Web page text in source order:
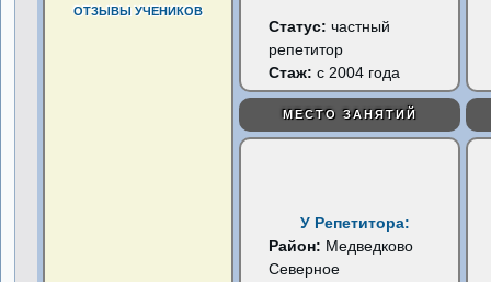
ОТЗЫВЫ УЧЕНИКОВ
Статус:частный
репетитор
Стаж: с 2004 года
МЕСТО ЗАНЯТИЙ
У Репетитора:
Район: Медведково
Северное